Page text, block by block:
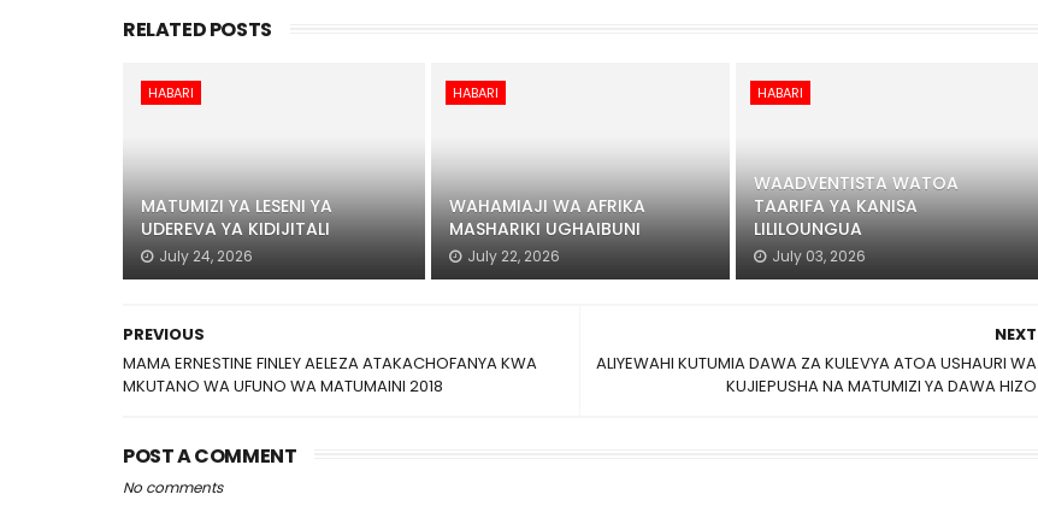
RELATED POSTS
HABARI
MATUMIZI YA LESENI YA
UDEREVA YA KIDIJITALI
July 24, 2026
HABARI
WAHAMIAJI WA AFRIKA
MASHARIKI UGHAIBUNI
July 22, 2026
HABARI
WAADVENTISTA WATOA
TAARIFA YA KANISA
LILILOUNGUA
July 03, 2026
NEXT
ALIYEWAHI KUTUMIA DAWA ZA KULEVYA ATOA USHAURI WA
KUJIEPUSHA NA MATUMIZI YA DAWA HIZO
PREVIOUS
MAMA ERNESTINE FINLEY AELEZA ATAKACHOFANYA KWA
MKUTANO WA UFUNO WA MATUMAINI 2018
POST A COMMENT
No comments